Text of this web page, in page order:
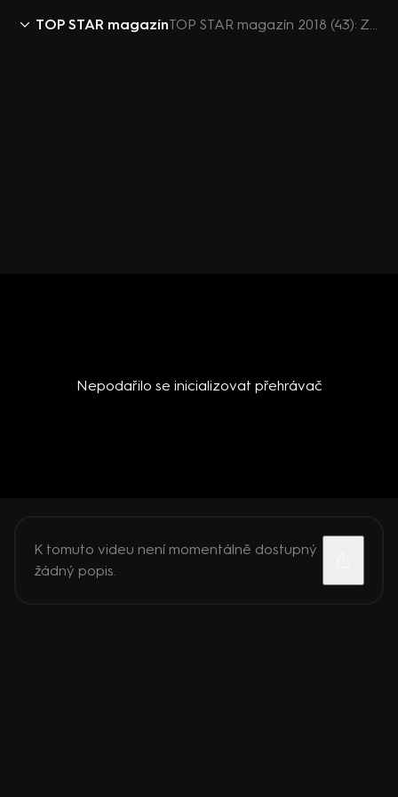
TOP STAR magazín TOP STAR magazín 2018 (43): Ze života hvězd Menzel, Jágr a Kopřivová, Rytmus
Nepodařilo se inicializovat přehrávač
K tomuto videu není momentálně dostupný
žádný popis.